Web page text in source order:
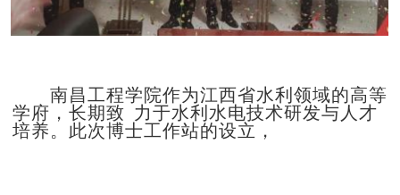
南昌工程学院作为江西省水利领域的高等
学府，长期致 力于水利水电技术研发与人才
培养。此次博士工作站的设立，